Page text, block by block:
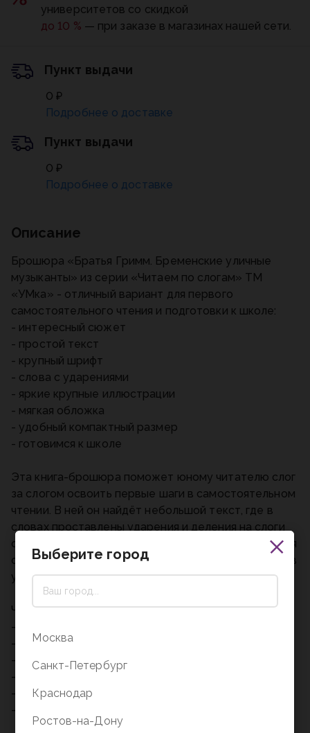
Описание
Брошюра «Братья Гримм. Бременские уличные
музыканты» из серии «Читаем по слогам» ТМ
«УМка» - отличный вариант для первого
самостоятельного чтения и подготовки к школе:
- интересный сюжет
- простой текст
- крупный шрифт
- слова с ударениями
- яркие крупные иллюстрации
- мягкая обложка
- удобный компактный размер
- готовимся к школе
Эта книга-брошюра поможет юному читателю слог
за слогом освоить первые шаги в самостоятельном
чтении. В ней он найдёт небольшой текст, где в
словах проставлены ударения и деления на слоги
согласно школьной программе. Знаменитая история
от самых известных немецких братьев-сказочников
увлечёт ребёнка в волшебную страну книг.
Читая книгу ТМ «УМка», ребёнок будет развивать:
- навык чтения
- образное мышление
- визуальное восприятие
- внимание
- память
- речь
университетов со скидкой
до 10 % — при заказе в магазинах нашей сети.
Пункт выдачи
0 ₽
Подробнее о доставке
Пункт выдачи
0 ₽
Подробнее о доставке
Выберите город
Москва
Санкт-Петербург
Краснодар
Ростов-на-Дону